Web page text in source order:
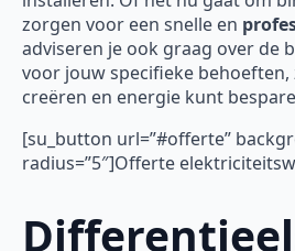
zorgen voor een snelle en
adviseren je ook graag over de
voor jouw specifieke
creëren en energie kunt
[su_button url=”#offerte”
radius=”5″]Offerte